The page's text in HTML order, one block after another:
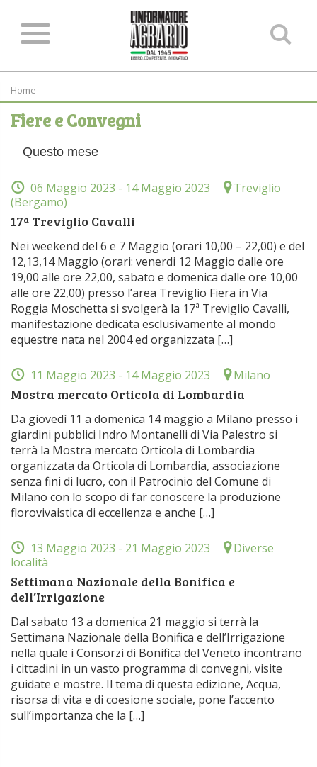
Home
Fiere e Convegni
06 Maggio 2023 - 14 Maggio 2023
Treviglio
(Bergamo)
17ª Treviglio Cavalli
Nei weekend del 6 e 7 Maggio (orari 10,00 – 22,00) e del
12,13,14 Maggio (orari: venerdi 12 Maggio dalle ore
19,00 alle ore 22,00, sabato e domenica dalle ore 10,00
alle ore 22,00) presso l’area Treviglio Fiera in Via
Roggia Moschetta si svolgerà la 17ª Treviglio Cavalli,
manifestazione dedicata esclusivamente al mondo
equestre nata nel 2004 ed organizzata […]
11 Maggio 2023 - 14 Maggio 2023 Milano
Mostra mercato Orticola di Lombardia
Da giovedì 11 a domenica 14 maggio a Milano presso i
giardini pubblici Indro Montanelli di Via Palestro si
terrà la Mostra mercato Orticola di Lombardia
organizzata da Orticola di Lombardia, associazione
senza fini di lucro, con il Patrocinio del Comune di
Milano con lo scopo di far conoscere la produzione
florovivaistica di eccellenza e anche […]
13 Maggio 2023 - 21 Maggio 2023
Diverse
località
Settimana Nazionale della Bonifica e
dell’Irrigazione
Dal sabato 13 a domenica 21 maggio si terrà la
Settimana Nazionale della Bonifica e dell’Irrigazione
nella quale i Consorzi di Bonifica del Veneto incontrano
i cittadini in un vasto programma di convegni, visite
guidate e mostre. Il tema di questa edizione, Acqua,
risorsa di vita e di coesione sociale, pone l’accento
sull’importanza che la […]